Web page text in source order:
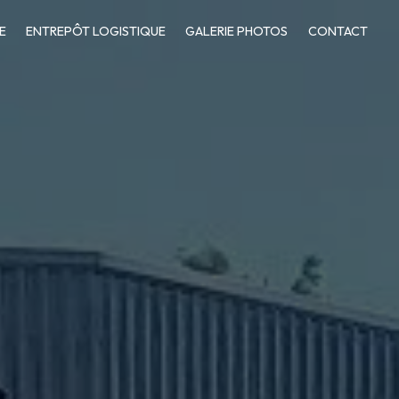
ENTREPÔT LOGISTIQUE GALERIE PHOTOS CONTACT